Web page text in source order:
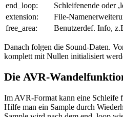
end_loop:
Schleifenende oder
extension:
File-
free_area:
Benutzerdef. Info,
Danach folgen die Sound-Daten.
komplett mit Nullen initialisiert
Die AVR-
Im AVR-Format kann eine Schleife
Hilfe man ein Sample durch